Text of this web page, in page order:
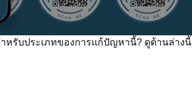
ำหรับประเภทของการแก้ปัญหานี้? ดูด้านล่างนี้